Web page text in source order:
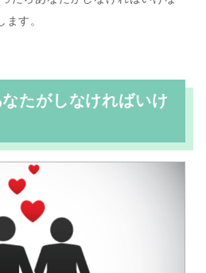
す。
たがしなければいけ